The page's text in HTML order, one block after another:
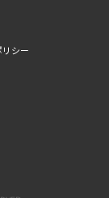
シー